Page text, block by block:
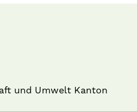
und Umwelt Kanton